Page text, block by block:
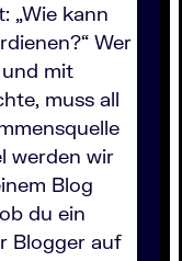
„Wie kann
Wer
mit
muss all
werden wir
Blog
du ein
Blogger auf